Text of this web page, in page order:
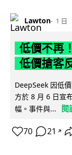
Lawton 1 日
低價不再
低價搶客
DeepSeek 因低
方於 8 月 6 日宣
幅。事件與...
閱
70 21 ↗